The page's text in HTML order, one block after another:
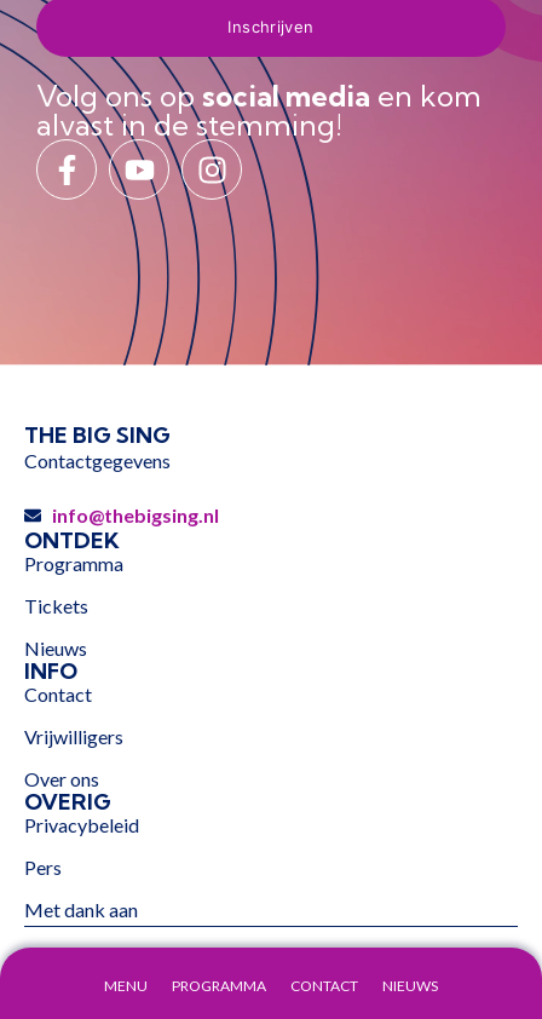
MENU PROGRAMMA CONTACT NIEUWS
Volg ons op social media en kom
alvast in de stemming!
THE BIG SING
Contactgegevens
info@thebigsing.nl
ONTDEK
Programma
Tickets
Nieuws
INFO
Contact
Vrijwilligers
Over ons
OVERIG
Privacybeleid
Pers
Met dank aan